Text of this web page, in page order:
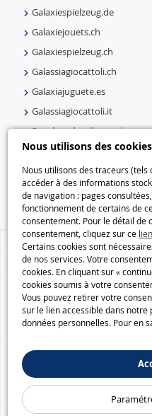
Nous utilisons des cookies
Nous utilisons des traceurs
accéder à des informations
de navigation : pages
fonctionnement de certains de
consentement. Pour le détail de
consentement, cliquez sur ce lien
Certains cookies sont
de nos services. Votre
cookies. En cliquant sur «
cookies soumis à votre
Vous pouvez retirer votre
sur le lien accessible dans
données personnelles. Pour en
Galaxiespielzeug.de
Galaxiejouets.ch
Galaxiespielzeug.ch
Galassiagiocattoli.ch
Galaxiajuguete.es
Galassiagiocattoli.it
Speelgoedmelkweg.nl
Galaxiespielzeug.be
Speelgoedmelkweg.be
Macway.com